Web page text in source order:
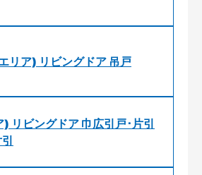
リア) リビングドア 吊戸
リビングドア 巾広引戸･片引